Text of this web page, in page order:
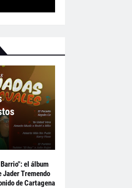
el álbum
Jader Tremendo
de Cartagena